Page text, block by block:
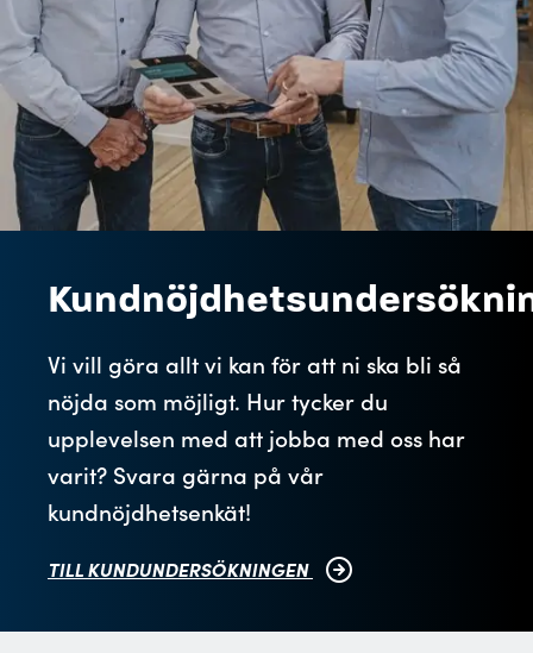
Vi vill göra allt vi kan för att ni ska bli så
nöjda som möjligt. Hur tycker du
upplevelsen med att jobba med oss har
varit? Svara gärna på vår
kundnöjdhetsenkät!
TILL KUNDUNDERSÖKNINGEN